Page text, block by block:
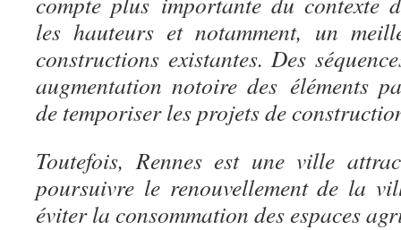
les hauteurs et notamment, un
constructions existantes. Des
augmentation notoire des éléments
de temporiser les projets de
Toutefois, Rennes est une ville
poursuivre le renouvellement de la
éviter la consommation des espaces